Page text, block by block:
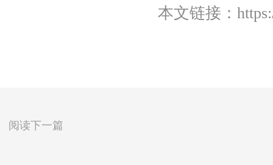
本文链接：
阅读下一篇